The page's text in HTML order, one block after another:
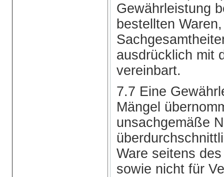
Gewährleistung
bestellten
ausdrücklich mit
vereinbart.
7.7 Eine
Mängel
unsachgemäße
Ware seitens
sowie nicht für